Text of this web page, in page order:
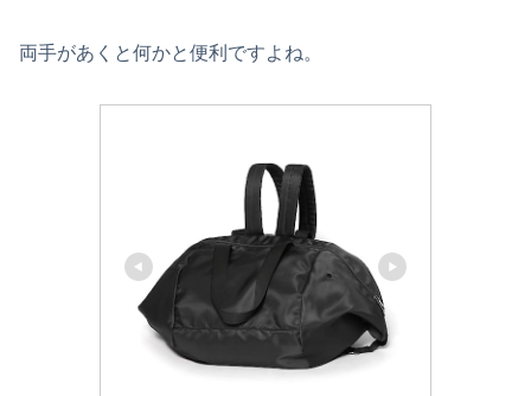
両手があくと何かと便利ですよね。